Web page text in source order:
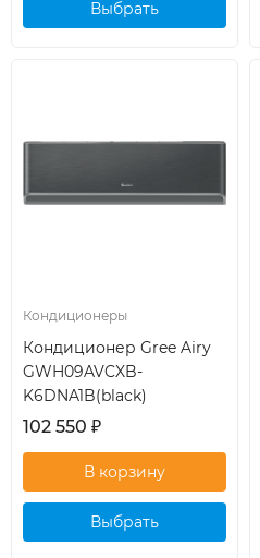
Выбрать
Кондиционеры
Кондиционер Gree Airy
GWH09AVCXB-
K6DNA1B(black)
102 550 ₽
Выбрать